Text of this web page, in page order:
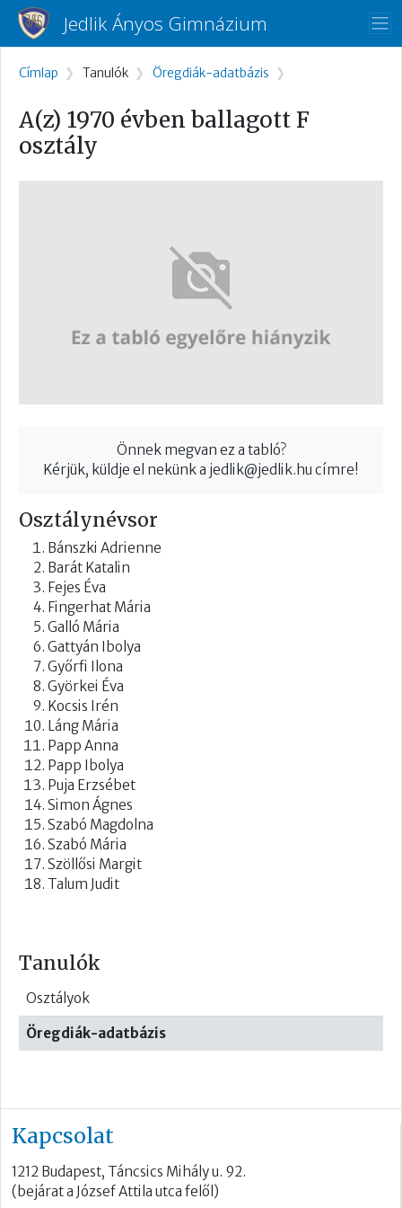
Ugrás a tartalomra
Jedlik Ányos Gimnázium
Tanulók
Osztályok
Öregdiák-adatbázis
Morzsa
Címlap Tanulók Öregdiák-adatbázis
A(z) 1970 évben ballagott F
osztály
Önnek megvan ez a tabló?
Kérjük, küldje el nekünk a jedlik@jedlik.hu címre!
Osztálynévsor
Bánszki Adrienne
Barát Katalin
Fejes Éva
Fingerhat Mária
Galló Mária
Gattyán Ibolya
Győrfi Ilona
Györkei Éva
Kocsis Irén
Láng Mária
Papp Anna
Papp Ibolya
Puja Erzsébet
Simon Ágnes
Szabó Magdolna
Szabó Mária
Szöllősi Margit
Talum Judit
Kapcsolat
1212 Budapest, Táncsics Mihály u. 92.
(bejárat a József Attila utca felől)